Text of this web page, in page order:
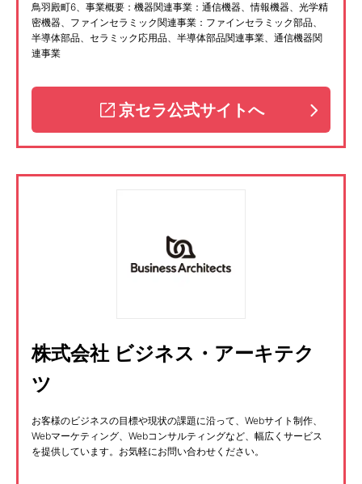
鳥羽殿町6、事業概要：機器関連事業：通信機器、情報機器、光学精
密機器、ファインセラミック関連事業：ファインセラミック部品、
半導体部品、セラミック応用品、半導体部品関連事業、通信機器関
連事業
京セラ公式サイトへ
株式会社 ビジネス・アーキテク
ツ
お客様のビジネスの目標や現状の課題に沿って、Webサイト制作、
Webマーケティング、Webコンサルティングなど、幅広くサービス
を提供しています。お気軽にお問い合わせください。